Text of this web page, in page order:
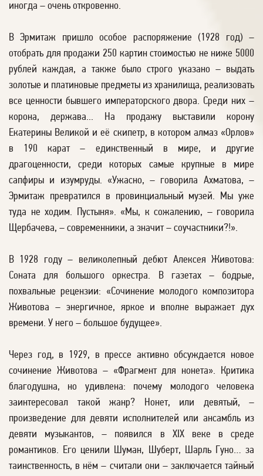
иногда – очень откровенно.
В Эрмитаж пришло особое распоряжение (1928 год) –
отобрать для продажи 250 картин стоимостью не ниже 5000
рублей каждая, а также было строго указано – выдать
золотые и платиновые предметы из хранилища, реализовать
все ценности бывшего императорского двора. Среди них –
корона, держава... На продажу выставили корону
Екатерины Великой и её скипетр, в котором алмаз «Орлов»
в 190 карат – единственный в мире, и другие
драгоценности, среди которых самые крупные в мире
сапфиры и изумруды. «Ужасно, – говорила Ахматова, –
Эрмитаж превратился в провинциальный музей. Мы уже
туда не ходим. Пустыня». «Мы, к сожалению, – говорила
Щербачева, – современники, а значит – соучастники?!».
В 1928 году – великолепный дебют Алексея Животова:
Соната для большого оркестра. В газетах – бодрые,
похвальные рецензии: «Сочинение молодого композитора
Животова – энергичное, яркое и вполне выражает дух
времени. У него – большое будущее».
Через год, в 1929, в прессе активно обсуждается новое
сочинение Животова – «Фрагмент для нонета». Критика
благодушна, но удивлена: почему молодого человека
заинтересовал такой жанр? Нонет, или девятый, –
произведение для девяти исполнителей или ансамбль из
девяти музыкантов, – появился в XIX веке в среде
романтиков. Его ценили Шуман, Шуберт, Шарль Гуно… за
таинственность, в нём – считали они – заключается тайный